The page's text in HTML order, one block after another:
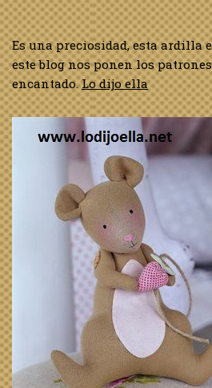
Es una preciosidad, esta ardilla
este blog nos ponen los
encantado.Lo dijo ella